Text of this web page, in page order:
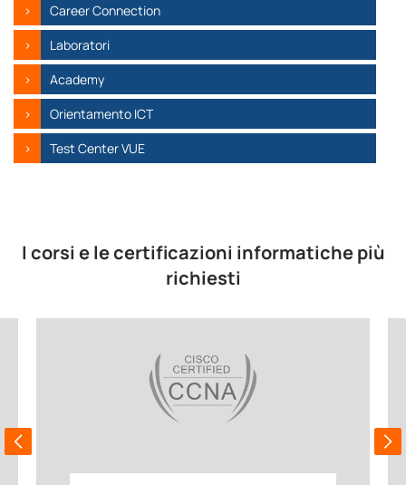
Career Connection
Laboratori
Academy
Orientamento ICT
Test Center VUE
I corsi e le certificazioni informatiche più
richiesti